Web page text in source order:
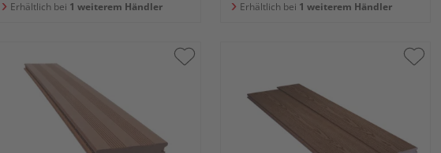
Erhältlich bei 1 weiterem Händler Erhältlich bei 1 weiterem Händler